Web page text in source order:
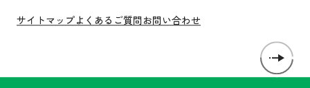
サイトマップよくあるご質問お問い合わせ